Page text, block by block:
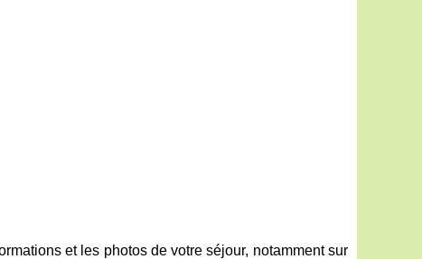
et les photos de votre séjour, notamment sur